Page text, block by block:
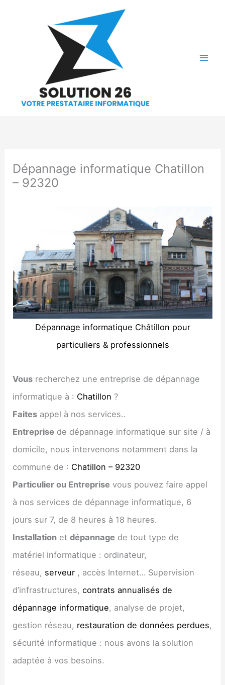
Dépannage informatique Chatillon
– 92320
Dépannage informatique Châtillon pour
particuliers & professionnels
Vous recherchez une entreprise de dépannage
informatique à : Chatillon ?
Faites appel à nos services..
Entreprise de dépannage informatique sur site / à
domicile, nous intervenons notamment dans la
commune de : Chatillon – 92320
Particulier ou Entreprise vous pouvez faire appel
à nos services de dépannage informatique, 6
jours sur 7, de 8 heures à 18 heures.
Installation etdépannage de tout type de
matériel informatique : ordinateur,
réseau, serveur , accès Internet… Supervision
d’infrastructures, contrats annualisés de
dépannage informatique, analyse de projet,
gestion réseau, restauration de données perdues,
sécurité informatique : nous avons la solution
adaptée à vos besoins.